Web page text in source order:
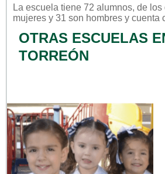
La escuela tiene 72 alumnos, de
mujeres y 31 son hombres y cuenta
OTRAS ESCUELAS
TORREÓN